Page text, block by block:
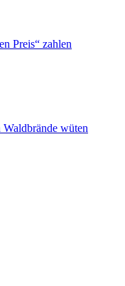
Preis“ zahlen
wüten